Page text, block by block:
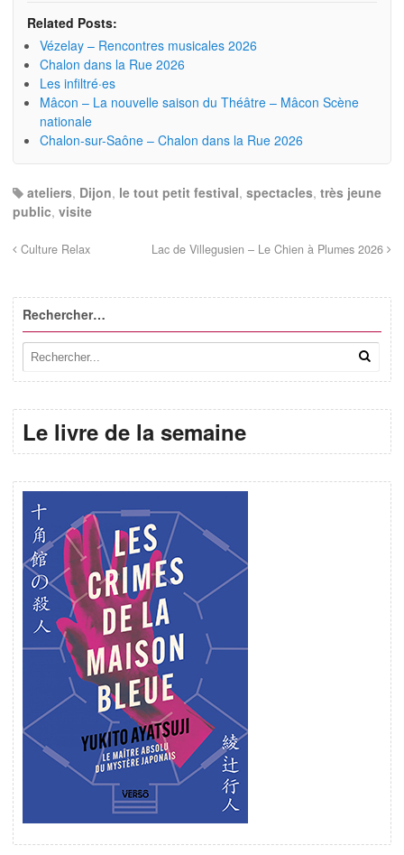
Related Posts:
Vézelay – Rencontres musicales 2026
Chalon dans la Rue 2026
Les infiltré·es
Mâcon – La nouvelle saison du Théâtre – Mâcon Scène
nationale
Chalon-sur-Saône – Chalon dans la Rue 2026
ateliers, Dijon, le tout petit festival, spectacles, très jeune
public, visite
Culture Relax Lac de Villegusien – Le Chien à Plumes 2026
Rechercher…
Le livre de la semaine